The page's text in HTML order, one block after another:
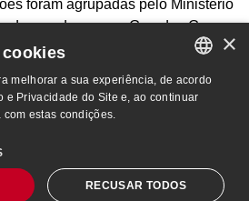
foram agrupadas pelo Ministério
de acordo com os Grandes Grupos
de Ocupações).
AMER3 R$ 4,18
-9,33%
PORTUGUESE
×
melhorar a sua experiência, de acordo
e Privacidade do Site e, ao continuar
estas condições.
RECUSAR TODOS